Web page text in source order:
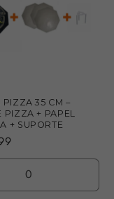
PIZZA 35 CM –
PIZZA + PAPEL
+ SUPORTE